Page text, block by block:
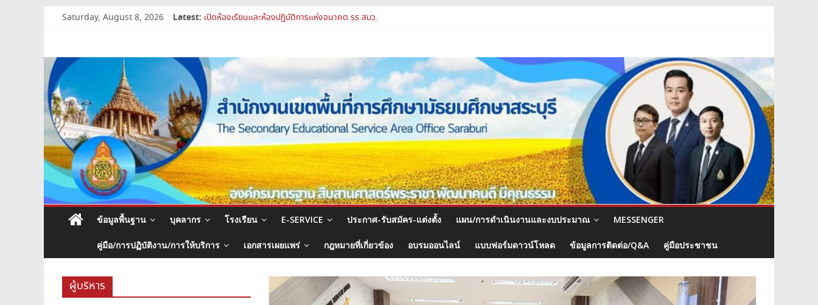
Saturday, August 8, 2026 Latest: สพม.สบ ประชุมชี้แจงแนวทางการส่งเสริมความโปร่งใสในสำนักงานเขตพื้นที่การศึกษา 2569
สพม.สบ เข้าร่วมประชุมสัมมนา ผอ.สพท. ทั่วประเทศ ครั้งที่ 2/2569 “All for Education”
การย้ายข้าราชการครูและบุคลากรทางการศึกษา ตำแหน่งศึกษานิเทศก์
สำนักงาน
เขต
พื้นที่
การ
ศึกษา
มัธยมศึกษา
สระบุรี
สพม.สระบุรี,สพม.สบ,สำนักงาน
เขต
ข้อมูลพื้นฐาน บุคลากร โรงเรียน E-SERVICE ประกาศ-รับสมัคร-แต่งตั้ง แผน/การดำเนินงานและงบประมาณ MESSENGER
คู่มือ/การปฏิบัติงาน/การให้บริการ เอกสารเผยแพร่ กฎหมายที่เกี่ยวข้อง อบรมออนไลน์ แบบฟอร์มดาวน์โหลด ข้อมูลการติดต่อ/Q&A คู่มือประชาชน
ผู้บริหาร